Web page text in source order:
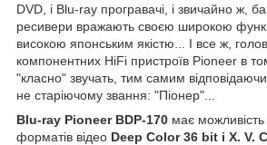
DVD, і Blu-ray програвачі, і звичайно ж,
ресивери вражають своєю широкою
високою японським якістю... І все ж,
компонентних HiFi пристроїв Pioneer в
"класно" звучать, тим самим
не старіючому звання: "Піонер"...
Blu-ray Pioneer BDP-170 має можливість
форматів відео Deep Color 36 bit і X. V.